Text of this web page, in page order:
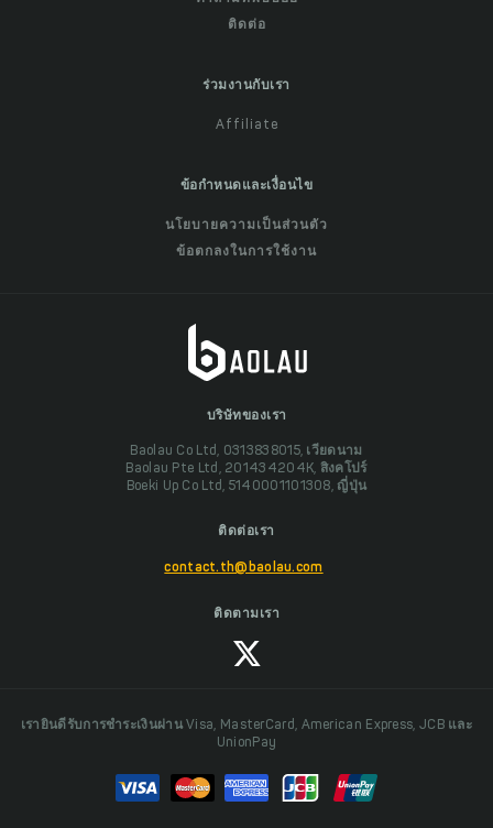
ติดต่อ
ร่วมงานกับเรา
Affiliate
ข้อกำหนดและเงื่อนไข
นโยบายความเป็นส่วนตัว
ข้อตกลงในการใช้งาน
บริษัทของเรา
Baolau Co Ltd, 0313838015, เวียดนาม
Baolau Pte Ltd, 201434204K, สิงคโปร์
Boeki Up Co Ltd, 5140001101308, ญี่ปุ่น
ติดต่อเรา
contact.th@baolau.com
ติดตามเรา
เรายินดีรับการชำระเงินผ่าน Visa, MasterCard, American Express, JCB และ
UnionPay